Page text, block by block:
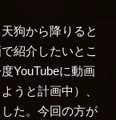
狗から降りると
紹介したいとこ
YouTubeに動画
うと計画中）、
た。今回の方が